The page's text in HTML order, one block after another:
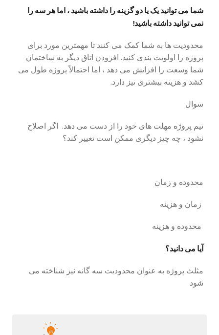
شما می توانید یک یا دو گزینه را داشته باشید ، اما هر سه را
نمی توانید داشته باشید!
محدودیت ها به شما کمک می کنند تا مهمترین مورد برای
پروژه را اولویت بندی کنید. افزودن اتاق دیگر به ساختمان
شما وسعت را افزایش می دهد ، اما احتمالاً پروژه طول می
کشد و هزینه بیشتری نیز دارد.
سوال
تیم پروژه مهلت های خود را از دست می دهد. اگر اصلاح
نشود ، چه چیز دیگری ممکن است تغییر کند؟
محدوده و زمان
زمان و هزینه
محدوده و هزینه
آیا می دانید؟
مثلث پروژه به عنوان محدودیت سه گانه نیز شناخته می
شود